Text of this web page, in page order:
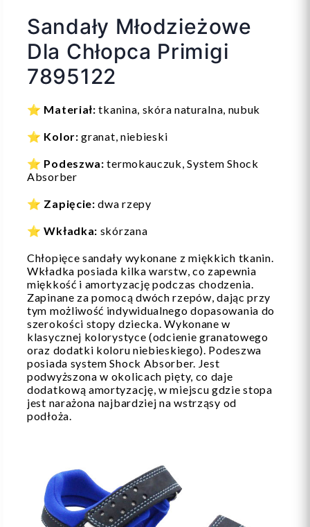
Sandały Młodzieżowe
Dla Chłopca Primigi
7895122
⭐ Materiał: tkanina, skóra naturalna, nubuk
⭐ Kolor:granat, niebieski
⭐ Podeszwa:termokauczuk, System Shock
Absorber
⭐ Zapięcie: dwa rzepy
⭐Wkładka: skórzana
Chłopięce sandały wykonane z miękkich tkanin.
Wkładka posiada kilka warstw, co zapewnia
miękkość i amortyzację podczas chodzenia.
Zapinane za pomocą dwóch rzepów, dając przy
tym możliwość indywidualnego dopasowania do
szerokości stopy dziecka. Wykonane w
klasycznej kolorystyce (odcienie granatowego
oraz dodatki koloru niebieskiego). Podeszwa
posiada system Shock Absorber. Jest
podwyższona w okolicach pięty, co daje
dodatkową amortyzację, w miejscu gdzie stopa
jest narażona najbardziej na wstrząsy od
podłoża.